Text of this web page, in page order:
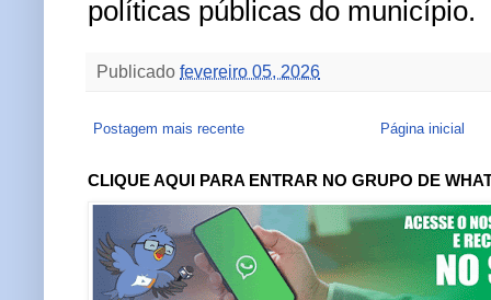
políticas públicas do município.
Publicado fevereiro 05, 2026
Postagem mais recente Página inicial
CLIQUE AQUI PARA ENTRAR NO GRUPO DE